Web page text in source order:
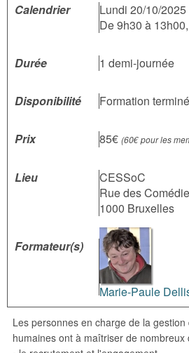
Les personnes en charge de la
humaines ont à maîtriser de nombreux
Calendrier
Lundi 20/10/2025
De 9h30 à
Durée 1 demi-journée
Disponibilité Formation
Prix 85€ (60€ pour les
Lieu
CESSoC
Rue des
1000 Bruxelles
Formateur(s)
Marie-Paule